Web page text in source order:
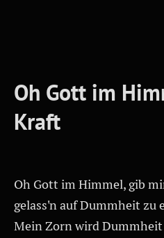
Oh Gott im
Kraft
Oh Gott im Himmel, gib
gelass'n auf Dummheit zu
Mein Zorn wird